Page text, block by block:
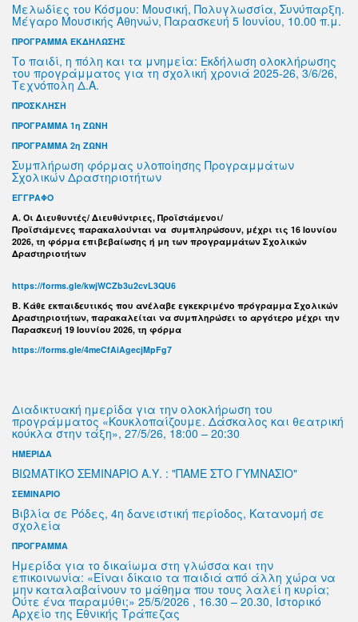
Μελωδίες του Κόσμου: Μουσική, Πολυγλωσσία, Συνύπαρξη.
Μέγαρο Μουσικής Αθηνών, Παρασκευή 5 Ιουνίου, 10.00 π.μ.
ΠΡΟΓΡΑΜΜΑ ΕΚΔΗΛΩΣΗΣ
Το παιδί, η πόλη και τα μνημεία: Εκδήλωση ολοκλήρωσης
του προγράμματος για τη σχολική χρονιά 2025-26, 3/6/26,
Τεχνόπολη Δ.Α.
ΠΡΟΣΚΛΗΣΗ
ΠΡΟΓΡΑΜΜΑ 1η ΖΩΝΗ
ΠΡΟΓΡΑΜΜΑ 2η ΖΩΝΗ
Συμπλήρωση φόρμας υλοποίησης Προγραμμάτων
Σχολικών Δραστηριοτήτων
ΕΓΓΡΑΦΟ
Α. Οι Διευθυντές/ Διευθύντριες, Προϊστάμενοι/
Προϊστάμενες παρακαλούνται να συμπληρώσουν, μέχρι τις 16 Ιουνίου
2026, τη φόρμα επιβεβαίωσης ή μη των προγραμμάτων Σχολικών
Δραστηριοτήτων
https://forms.gle/kwjWCZb3u2cvL3QU6
B. Κάθε εκπαιδευτικός που ανέλαβε εγκεκριμένο πρόγραμμα Σχολικών
Δραστηριοτήτων, παρακαλείται να συμπληρώσει το αργότερο μέχρι την
Παρασκευή 19 Ιουνίου 2026, τη φόρμα
https://forms.gle/4meCfAiAgecjMpFg7
Διαδικτυακή ημερίδα για την ολοκλήρωση του
προγράμματος «Κουκλοπαίζουμε. Δάσκαλος και θεατρική
κούκλα στην τάξη», 27/5/26, 18:00 – 20:30
ΗΜΕΡΙΔΑ
ΒΙΩΜΑΤΙΚΌ ΣΕΜΙΝΑΡΙΟ Α.Υ. : "ΠΑΜΕ ΣΤΟ ΓΥΜΝΑΣΙΟ"
ΣΕΜΙΝΑΡΙΟ
Βιβλία σε Ρόδες, 4η δανειστική περίοδος, Κατανομή σε
σχολεία
ΠΡΟΓΡΑΜΜΑ
Ημερίδα για το δικαίωμα στη γλώσσα και την
επικοινωνία: «Είναι δίκαιο τα παιδιά από άλλη χώρα να
μην καταλαβαίνουν το μάθημα που τους λαλεί η κυρία;
Ούτε ένα παραμύθι;» 25/5/2026 , 16.30 – 20.30, Ιστορικό
Αρχείο της Εθνικής Τράπεζας